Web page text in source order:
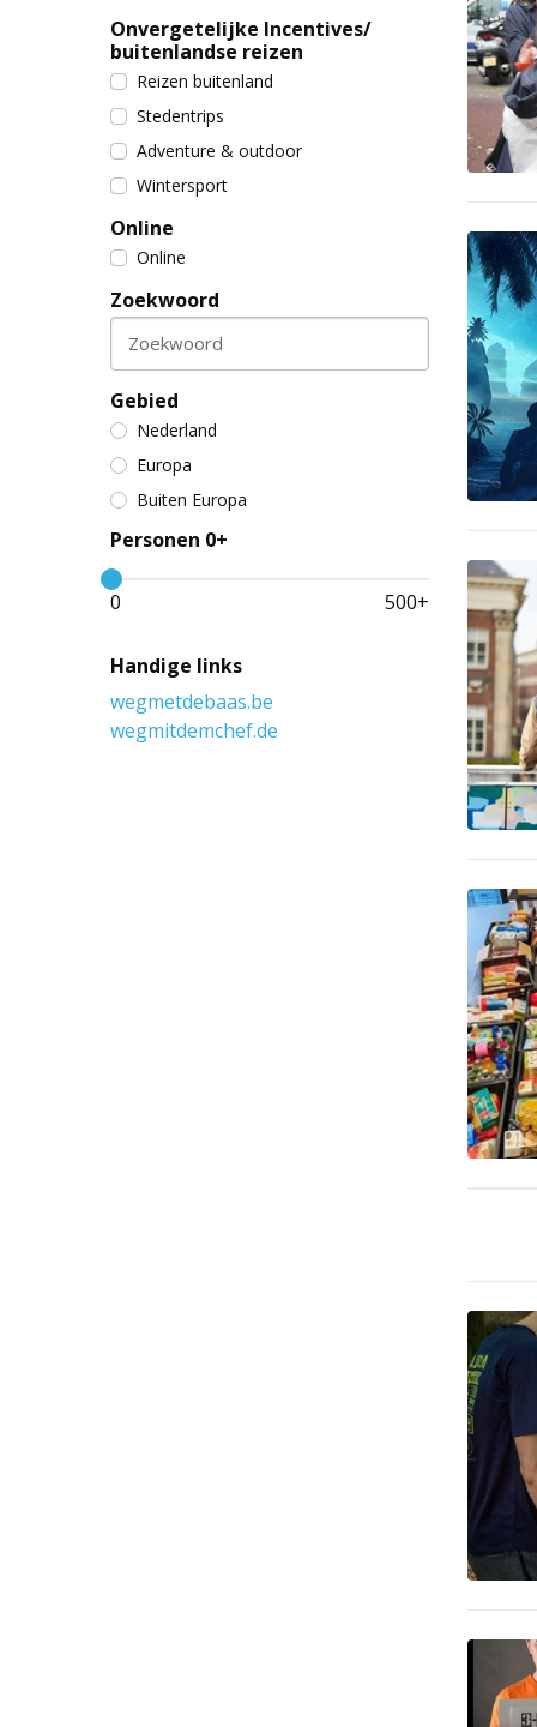
Onvergetelijke Incentives/
buitenlandse reizen
Reizen buitenland
Stedentrips
Adventure & outdoor
Wintersport
Online
Online
Zoekwoord
Zoekwoord
Gebied
Nederland
Europa
Buiten Europa
Personen 0+
0 500+
Handige links
wegmetdebaas.be
wegmitdemchef.de